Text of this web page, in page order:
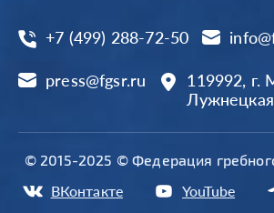
+7 (499) 288-72-50
press@fgsr.ru
119992, г.
© 2015-2025 © Федерация
ВКонтакте YouTube